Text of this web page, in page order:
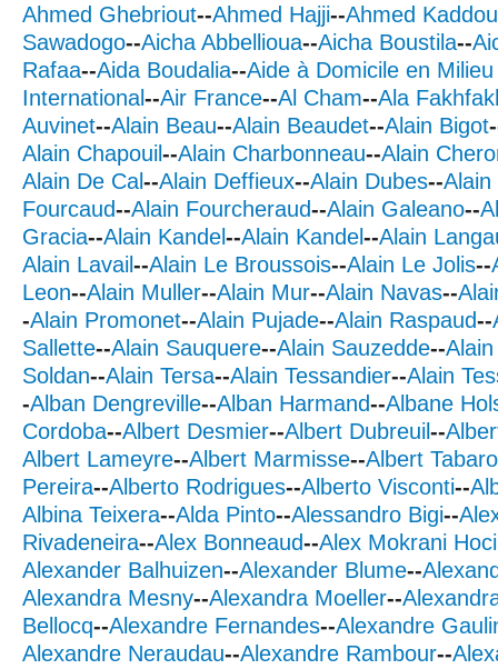
Ahmed Ghebriout--Ahmed Hajji--Ahmed
Sawadogo--Aicha Abbellioua--Aicha Boustila--
Rafaa--Aida Boudalia--Aide à Domicile en
International--Air France--Al Cham--Ala
Auvinet--Alain Beau--Alain Beaudet--Alain Bigot
Alain Chapouil--Alain Charbonneau--Alain
Alain De Cal--Alain Deffieux--Alain Dubes--Alain
Fourcaud--Alain Fourcheraud--Alain Galeano--
Gracia--Alain Kandel--Alain Kandel--Alain
Alain Lavail--Alain Le Broussois--Alain Le Jolis--
Leon--Alain Muller--Alain Mur--Alain Navas--
-Alain Promonet--Alain Pujade--Alain Raspaud--
Sallette--Alain Sauquere--Alain Sauzedde--
Soldan--Alain Tersa--Alain Tessandier--Alain
-Alban Dengreville--Alban Harmand--Albane
Cordoba--Albert Desmier--Albert Dubreuil--
Albert Lameyre--Albert Marmisse--Albert
Pereira--Alberto Rodrigues--Alberto Visconti--
Albina Teixera--Alda Pinto--Alessandro Bigi--
Rivadeneira--Alex Bonneaud--Alex Mokrani
Alexander Balhuizen--Alexander Blume--
Alexandra Mesny--Alexandra Moeller--
Bellocq--Alexandre Fernandes--Alexandre
Alexandre Neraudau--Alexandre Rambour--